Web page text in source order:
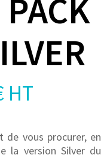
HT
de vous procurer, en
la version Silver du